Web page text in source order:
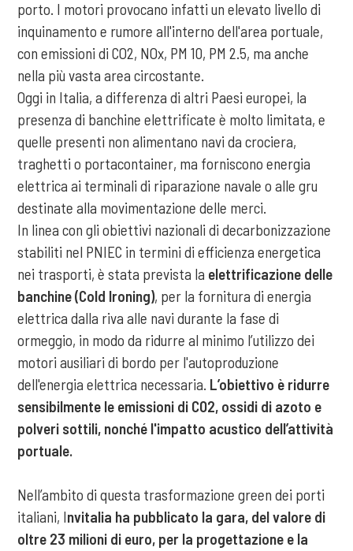
porto. I motori provocano infatti un elevato livello di
inquinamento e rumore all'interno dell'area portuale,
con emissioni di CO2, NOx, PM 10, PM 2.5, ma anche
nella più vasta area circostante.
Oggi in Italia, a differenza di altri Paesi europei, la
presenza di banchine elettrificate è molto limitata, e
quelle presenti non alimentano navi da crociera,
traghetti o portacontainer, ma forniscono energia
elettrica ai terminali di riparazione navale o alle gru
destinate alla movimentazione delle merci.
In linea con gli obiettivi nazionali di decarbonizzazione
stabiliti nel PNIEC in termini di efficienza energetica
nei trasporti, è stata prevista la elettrificazione delle
banchine (Cold Ironing), per la fornitura di energia
elettrica dalla riva alle navi durante la fase di
ormeggio, in modo da ridurre al minimo l’utilizzo dei
motori ausiliari di bordo per l'autoproduzione
dell'energia elettrica necessaria. L’obiettivo è ridurre
sensibilmente le emissioni di CO2, ossidi di azoto e
polveri sottili, nonché l'impatto acustico dell’attività
portuale.
Nell’ambito di questa trasformazione green dei porti
italiani, Invitalia ha pubblicato la gara, del valore di
oltre 23 milioni di euro, per la progettazione e la